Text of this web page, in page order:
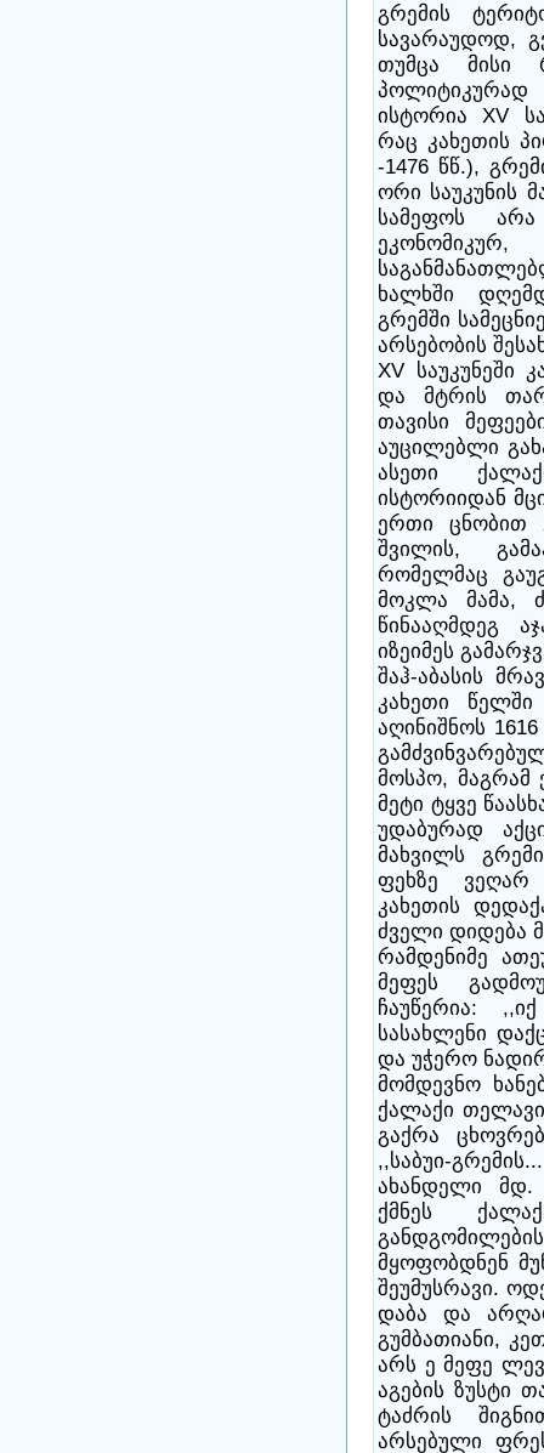
გრემის
სავარაუდოდ,
თუმცა მისი
ისტორია XV
რაც კახეთის
-1476 წწ.),
ორი საუკუნის
სამეფოს
ხალხში
გრემში
არსებობის
XV საუკუნეში
და მტრის
თავისი
აუცილებლი
ასეთი
ისტორიიდან
ერთი ცნობით
შვილის,
რომელმაც
მოკლა მამა,
წინააღმდეგ
იზეიმეს
შაჰ-აბასის
კახეთი წელში
აღინიშნოს
მოსპო, მაგრამ
მეტი ტყვე
უდაბურად
მახვილს
ფეხზე
კახეთის
ძველი დიდება
რამდენიმე
მეფეს
ჩაუწერია:
სასახლენი
და უჭერო
მომდევნო
ქალაქი
გაქრა
,,საბუი-
ახანდელი
ქმნეს
მყოფობდნენ
შეუმუსრავი.
დაბა და
გუმბათიანი,
არს ე მეფე
აგების ზუსტი
ტაძრის
არსებული